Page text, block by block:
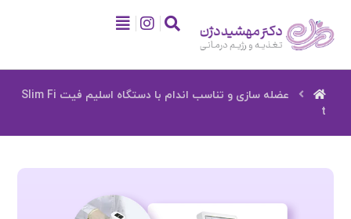
عضله سازی و تناسب اندام با دستگاه اسلیم فیت Slim Fi
t